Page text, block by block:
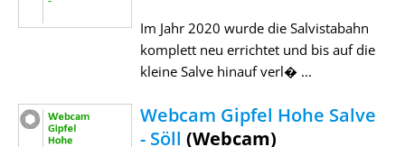
Im Jahr 2020 wurde die Salvistabahn
komplett neu errichtet und bis auf die
kleine Salve hinauf verl� ...
Webcam Gipfel Hohe Salve
- Söll (Webcam)